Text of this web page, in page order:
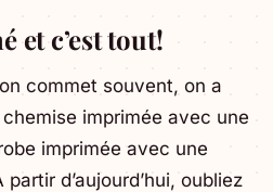
et c’est tout !
commet souvent, on a
imprimée avec une
imprimée avec une
d’aujourd’hui, oubliez